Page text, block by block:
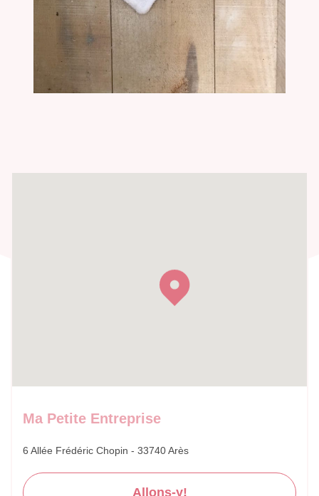
Ma Petite Entreprise
6 Allée Frédéric Chopin - 33740 Arès
Allons-y!